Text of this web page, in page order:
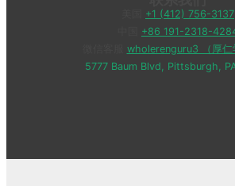
+1 (412) 756-3137
+86 191-2318-
wholerenguru3 （厚仁
5777 Baum Blvd, Pittsburgh,